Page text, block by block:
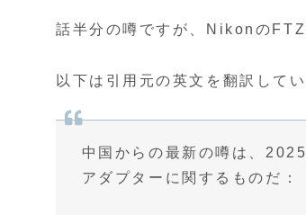
話半分の噂ですが、NikonのFTZ
以下は引用元の英文を翻訳してい
中国からの最新の噂は、
アダプターに関するものだ：